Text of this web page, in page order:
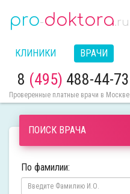
pro-doktora.ru
КЛИНИКИ ВРАЧИ
8 (495) 488-44-73
Проверенные платные врачи в Москве
ПОИСК ВРАЧА
По фамилии: